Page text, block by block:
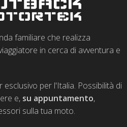
familiare che realizza
in cerca di avventura e
per l'Italia. Possibilità di
e, su appuntamento,
sulla tua moto.